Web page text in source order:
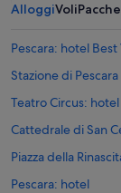
AlloggiVoli
Pescara: hotel
Stazione di
Teatro Circus:
Cattedrale di San
Piazza della
Pescara: hotel